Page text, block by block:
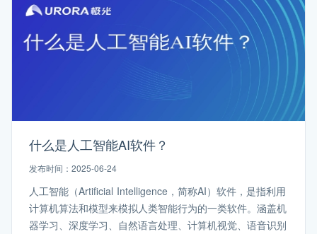
什么是人工智能AI软件？
发布时间：2025-06-24
人工智能（Artificial Intelligence，简称AI）软件，是指利用
计算机算法和模型来模拟人类智能行为的一类软件。涵盖机
器学习、深度学习、自然语言处理、计算机视觉、语音识别